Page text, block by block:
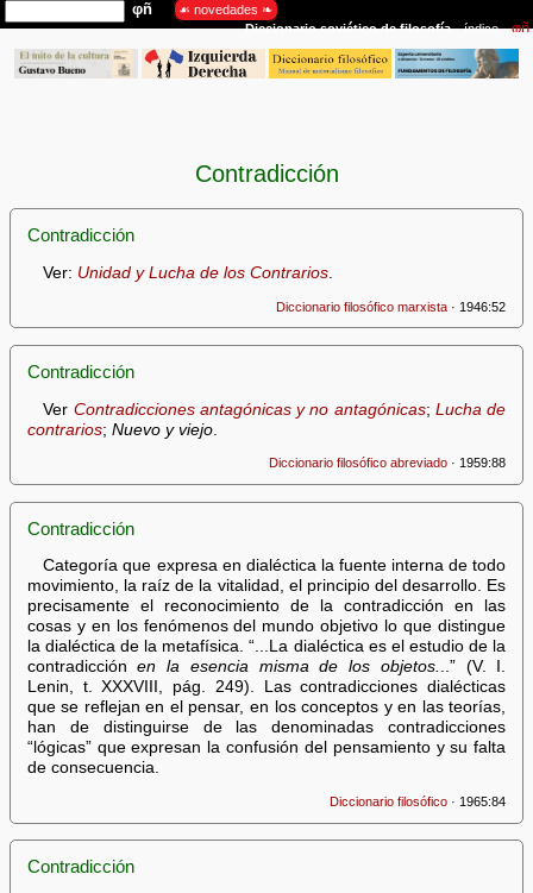
Contradicción
Contradicción
Ver: Unidad y Lucha de los Contrarios
Diccionario filosófico marxista · 1946:52
Contradicción
Ver Contradicciones antagónicas y no antagónicas; Lucha de
contrarios; Nuevo y viejo.
Diccionario filosófico abreviado · 1959:88
Contradicción
Categoría que expresa en dialéctica la fuente interna de todo
movimiento, la raíz de la vitalidad, el principio del desarrollo. Es
precisamente el reconocimiento de la contradicción en las
cosas y en los fenómenos del mundo objetivo lo que distingue
la dialéctica de la metafísica. “...La dialéctica es el estudio de la
contradicciónen la esencia misma de los objetos. ..” (V. I.
Lenin, t. XXXVIII, pág. 249). Las contradicciones dialécticas
que se reflejan en el pensar, en los conceptos y en las teorías,
han de distinguirse de las denominadas contradicciones
“lógicas” que expresan la confusión del pensamiento y su falta
de consecuencia.
Diccionario filosófico · 1965:84
Contradicción